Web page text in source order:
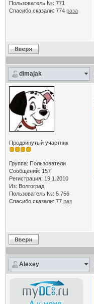
Пользователь №: 771
Спасибо сказали: 774 раза
dimajak
Продвинутый участник
Группа: Пользователи
Сообщений: 157
Регистрация: 19.1.2010
Из: Волгоград
Пользователь №: 5 756
Спасибо сказали: 77 раз
Alexey